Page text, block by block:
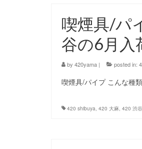
喫煙具/パ
谷の6月入
by 420yama | posted in:
喫煙具/パイプ こんな種
420 shibuya, 420 大麻, 420 渋谷